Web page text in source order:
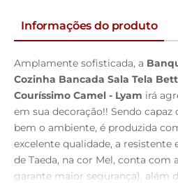
Informações do produto
Amplamente sofisticada, a
Cozinha Bancada Sala Tela
Couríssimo Camel - Lyam irá
em sua decoração!! Sendo
bem o ambiente, é produzida
excelente qualidade, a resistente
de Taeda, na cor Mel, conta com
garante maior segurança), além